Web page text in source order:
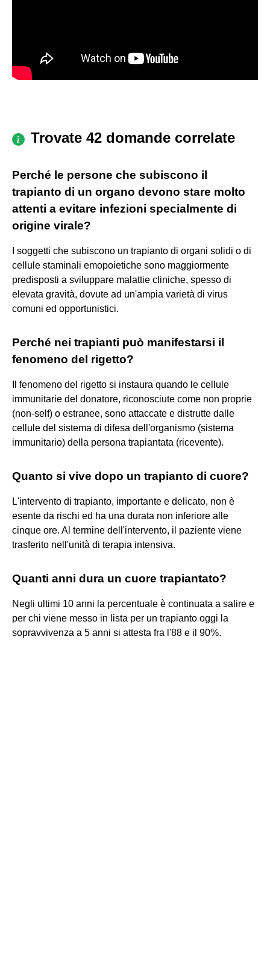
Trovate 42 domande correlate
Perché le persone che subiscono il
trapianto di un organo devono stare molto
attenti a evitare infezioni specialmente di
origine virale?
I soggetti che subiscono un trapianto di organi solidi o di
cellule staminali emopoietiche sono maggiormente
predisposti a sviluppare malattie cliniche, spesso di
elevata gravità, dovute ad un'ampia varietà di virus
comuni ed opportunistici.
Perché nei trapianti può manifestarsi il
fenomeno del rigetto?
Il fenomeno del rigetto si instaura quando le cellule
immunitarie del donatore, riconosciute come non proprie
(non-self) o estranee, sono attaccate e distrutte dalle
cellule del sistema di difesa dell'organismo (sistema
immunitario) della persona trapiantata (ricevente).
Quanto si vive dopo un trapianto di cuore?
L'intervento di trapianto, importante e delicato, non è
esente da rischi ed ha una durata non inferiore alle
cinque ore. Al termine dell'intervento, il paziente viene
trasferito nell'unità di terapia intensiva.
Quanti anni dura un cuore trapiantato?
Negli ultimi 10 anni la percentuale è continuata a salire e
per chi viene messo in lista per un trapianto oggi la
sopravvivenza a 5 anni si attesta fra l'88 e il 90%.